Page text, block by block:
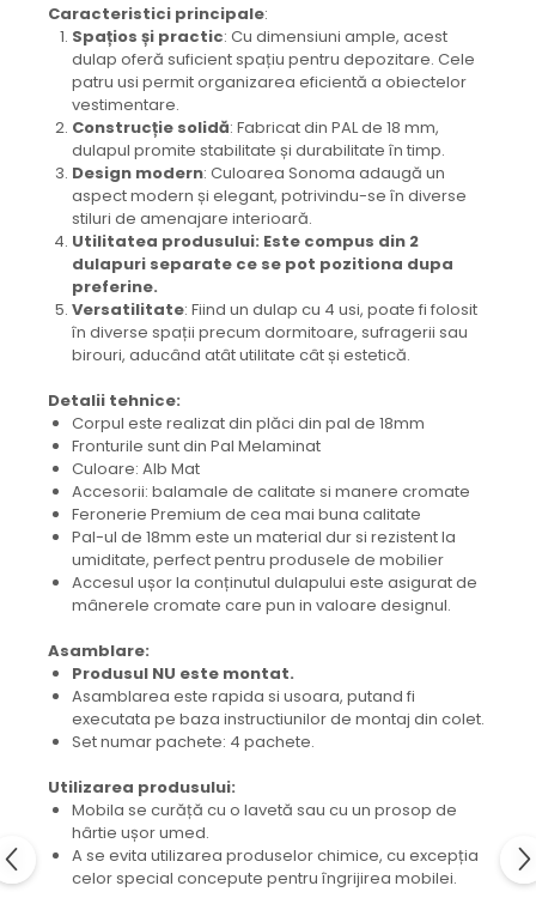
Caracteristici principale:
Spațios și practic: Cu dimensiuni ample, acest
dulap oferă suficient spațiu pentru depozitare. Cele
patru usi permit organizarea eficientă a obiectelor
vestimentare.
Construcție solidă: Fabricat din PAL de 18 mm,
dulapul promite stabilitate și durabilitate în timp.
Design modern: Culoarea Sonoma adaugă un
aspect modern și elegant, potrivindu-se în diverse
stiluri de amenajare interioară.
Utilitatea produsului: Este compus din 2
dulapuri separate ce se pot pozitiona dupa
preferine.
Versatilitate: Fiind un dulap cu 4 usi, poate fi folosit
în diverse spații precum dormitoare, sufragerii sau
birouri, aducând atât utilitate cât și estetică.
Detalii tehnice:
Corpul este realizat din plăci din pal de 18mm
Fronturile sunt din Pal Melaminat
Culoare: Alb Mat
Accesorii: balamale de calitate si manere cromate
Feronerie Premium de cea mai buna calitate
Pal-ul de 18mm este un material dur si rezistent la
umiditate, perfect pentru produsele de mobilier
Accesul ușor la conținutul dulapului este asigurat de
mânerele cromate care pun in valoare designul.
Asamblare:
Produsul NU este montat.
Asamblarea este rapida si usoara, putand fi
executata pe baza instructiunilor de montaj din colet.
Set numar pachete: 4 pachete.
Utilizarea produsului:
Mobila se curăță cu o lavetă sau cu un prosop de
hârtie ușor umed.
A se evita utilizarea produselor chimice, cu excepția
celor special concepute pentru îngrijirea mobilei.